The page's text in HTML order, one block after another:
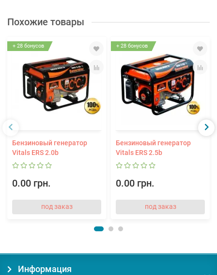
Похожие товары
+ 28 бонусов
Бензиновый генератор
Vitals ERS 2.0b
0.00 грн.
под заказ
+ 28 бонусов
Бензиновый генератор
Vitals ERS 2.5b
0.00 грн.
под заказ
Информация